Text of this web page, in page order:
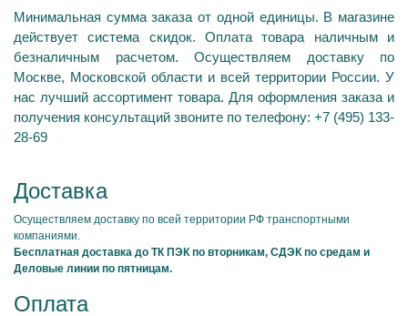
Минимальная сумма заказа от одной единицы. В магазине
действует система скидок. Оплата товара наличным и
безналичным расчетом. Осуществляем доставку по
Москве, Московской области и всей территории России. У
нас лучший ассортимент товара. Для оформления заказа и
получения консультаций звоните по телефону: +7 (495) 133-
28-69
Доставка
Осуществляем доставку по всей территории РФ транспортными
компаниями.
Бесплатная доставка до ТК ПЭК по вторникам, СДЭК по средам и
Деловые линии по пятницам.
Оплата